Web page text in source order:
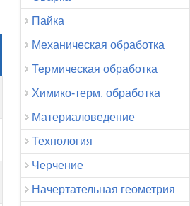
Пайка
Механическая обработка
Термическая обработка
Химико-терм. обработка
Материаловедение
Технология
Черчение
Начертательная геометрия